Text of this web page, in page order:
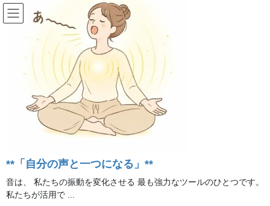
コ
ン
ナ
ビ
ブログ
ブログ 新年あけましておめでとうございます
2020年1月4日 / 最終更新日時 :2020年1月7日
新年あけましておめでとうござい
ます
**「自分の声と一つになる」**
音は、 私たちの振動を変化させる 最も強力なツールのひとつです。
私たちが活用で ...